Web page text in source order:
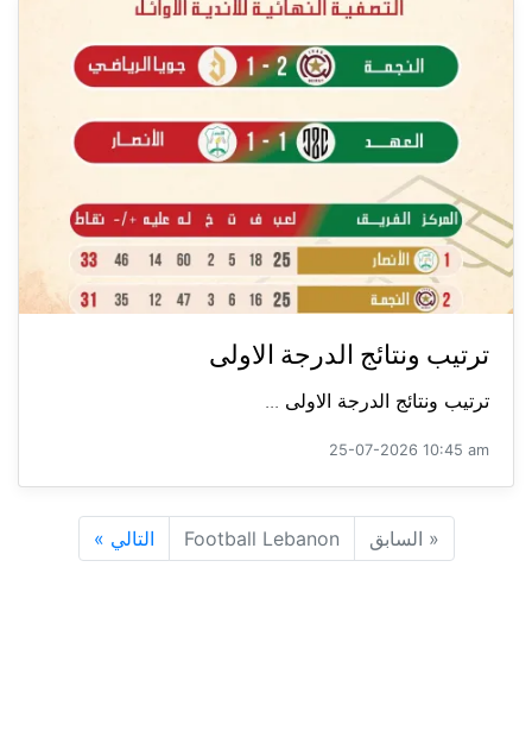
ترتيب ونتائج الدرجة الاولى
ترتيب ونتائج الدرجة الاولى ...
25-07-2026 10:45 am
« السابق Football Lebanon التالي »